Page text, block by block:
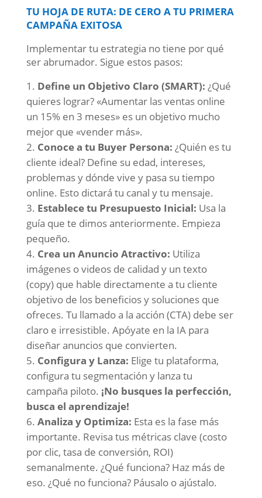
TU HOJA DE RUTA: DE CERO A TU PRIMERA
CAMPAÑA EXITOSA
Implementar tu estrategia no tiene por qué
ser abrumador. Sigue estos pasos:
Define un Objetivo Claro (SMART): ¿Qué
quieres lograr? «Aumentar las ventas online
un 15% en 3 meses» es un objetivo mucho
mejor que «vender más».
Conoce a tu Buyer Persona: ¿Quién es tu
cliente ideal? Define su edad, intereses,
problemas y dónde vive y pasa su tiempo
online. Esto dictará tu canal y tu mensaje.
Establece tu Presupuesto Inicial: Usa la
guía que te dimos anteriormente. Empieza
pequeño.
Crea un Anuncio Atractivo: Utiliza
imágenes o videos de calidad y un texto
(copy) que hable directamente a tu cliente
objetivo de los beneficios y soluciones que
ofreces. Tu llamado a la acción (CTA) debe ser
claro e irresistible. Apóyate en la IA para
diseñar anuncios que convierten.
Configura y Lanza: Elige tu plataforma,
configura tu segmentación y lanza tu
campaña piloto. ¡No busques la perfección,
busca el aprendizaje!
Analiza y Optimiza: Esta es la fase más
importante. Revisa tus métricas clave (costo
por clic, tasa de conversión, ROI)
semanalmente. ¿Qué funciona? Haz más de
eso. ¿Qué no funciona? Páusalo o ajústalo.